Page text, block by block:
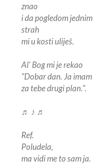
znao
i da pogledom jednim
strah
mi u kosti uliješ.
Al' Bog mi je rekao
"Dobar dan. Ja imam
za tebe drugi plan.".
♬ ♪ ♬
Ref.
Poludela,
ma vidi me to sam ja.